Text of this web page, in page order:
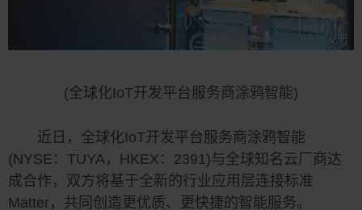
(全球化IoT开发平台服务商涂鸦智能)
近日，全球化IoT开发平台服务商涂鸦智能
(NYSE：TUYA，HKEX：2391)与全球知名云厂商达
成合作，双方将基于全新的行业应用层连接标准
Matter，共同创造更优质、更快捷的智能服务。